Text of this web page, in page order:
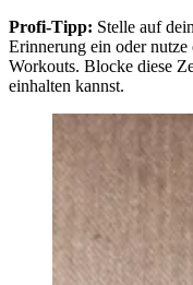
Profi-Tipp: Stelle auf
Erinnerung ein oder
Workouts. Blocke diese
einhalten kannst.